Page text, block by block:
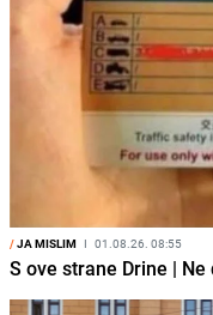
/JA MISLIM I 01.08.26. 08:55
S ove strane Drine | Ne